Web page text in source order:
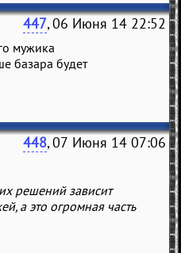
447, 06 Июня 14 22:52
мужика
базара будет
448, 07 Июня 14 07:06
решений зависит
а это огромная часть